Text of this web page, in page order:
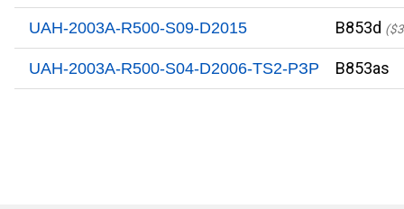
UAH-2003A-R500-S09-D2015 B853d
UAH-2003A-R500-S04-D2006-TS2-PЗР B853as